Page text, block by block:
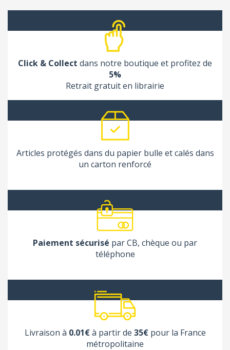
Click & Collect dans notre boutique et profitez de
5%
Retrait gratuit en librairie
Articles protégés dans du papier bulle et calés dans
un carton renforcé
Paiement sécurisé par CB, chèque ou par
téléphone
Livraison à 0.01€à partir de 35€pour la France
métropolitaine